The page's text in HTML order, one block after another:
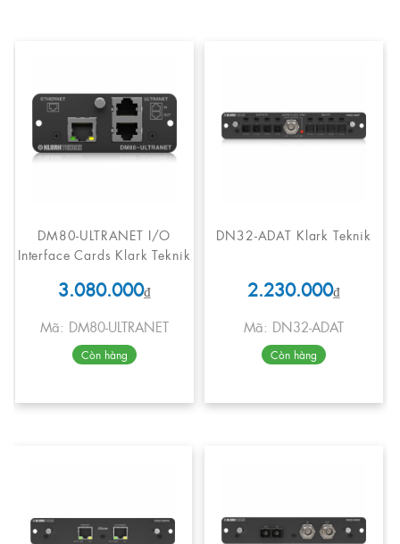
DM80-ULTRANET I/O
Interface Cards Klark Teknik
3.080.000₫
Mã: DM80-ULTRANET
Còn hàng
DN32-ADAT Klark Teknik
2.230.000₫
Mã: DN32-ADAT
Còn hàng